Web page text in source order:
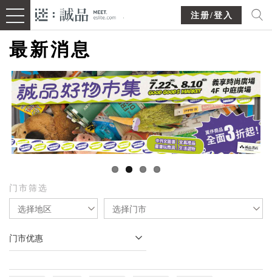
注册/登入
最新消息
门市筛选
选择地区 选择门市
门市优惠